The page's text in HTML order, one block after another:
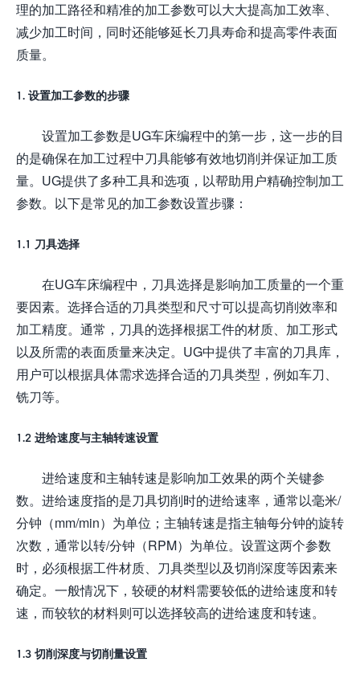
理的加工路径和精准的加工参数可以大大提高加工效率、
减少加工时间，同时还能够延长刀具寿命和提高零件表面
质量。
1. 设置加工参数的步骤
设置加工参数是UG车床编程中的第一步，这一步的目
的是确保在加工过程中刀具能够有效地切削并保证加工质
量。UG提供了多种工具和选项，以帮助用户精确控制加工
参数。以下是常见的加工参数设置步骤：
1.1 刀具选择
在UG车床编程中，刀具选择是影响加工质量的一个重
要因素。选择合适的刀具类型和尺寸可以提高切削效率和
加工精度。通常，刀具的选择根据工件的材质、加工形式
以及所需的表面质量来决定。UG中提供了丰富的刀具库，
用户可以根据具体需求选择合适的刀具类型，例如车刀、
铣刀等。
1.2 进给速度与主轴转速设置
进给速度和主轴转速是影响加工效果的两个关键参
数。进给速度指的是刀具切削时的进给速率，通常以毫米/
分钟（mm/min）为单位；主轴转速是指主轴每分钟的旋转
次数，通常以转/分钟（RPM）为单位。设置这两个参数
时，必须根据工件材质、刀具类型以及切削深度等因素来
确定。一般情况下，较硬的材料需要较低的进给速度和转
速，而较软的材料则可以选择较高的进给速度和转速。
1.3 切削深度与切削量设置